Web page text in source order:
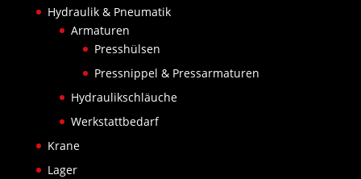
Hydraulik & Pneumatik
Armaturen
Presshülsen
Pressnippel & Pressarmaturen
Hydraulikschläuche
Werkstattbedarf
Krane
Lager